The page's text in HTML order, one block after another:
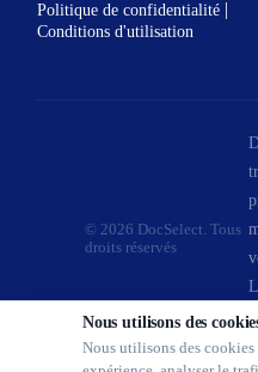
Nous utilisons des
Nous utilisons des
Politique de confidentialité |
Conditions d'utilisation
© 2026 DocSelect. Tous
droits réservés